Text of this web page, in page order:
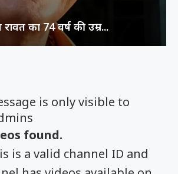
is only visible to
found.
is a valid channel ID and
का 74 वर्ष की उम्र...